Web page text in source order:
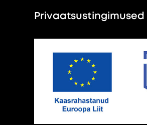
Privaatsustingimused